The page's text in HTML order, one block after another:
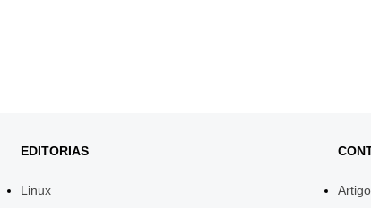
EDITORIAS
Linux